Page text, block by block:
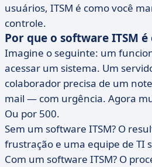
usuários, ITSM é como você
controle.
Por que o software ITSM é
Imagine o seguinte: um
acessar um sistema. Um
colaborador precisa de um
mail — com urgência. Agora
Ou por 500.
Sem um software ITSM? O
frustração e uma equipe de TI
Com um software ITSM? O